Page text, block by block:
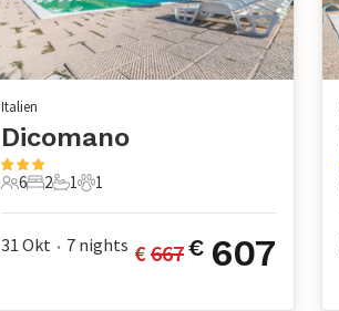
Italien
Dicomano
6 Gäste
6
2 Schlafzimmer
2
1 Badezimmer
1
1 Haustier
1
31 Okt • 7 nights € 667€ 607